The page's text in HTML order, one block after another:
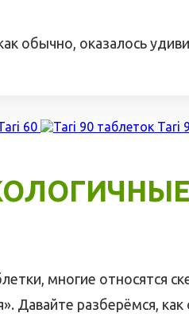
обычно, оказалось
60 Tari
многие относятся
Давайте разберёмся, как